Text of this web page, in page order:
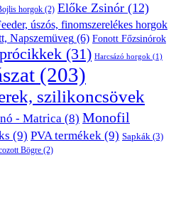
horgok (2) Előke Zsinór (12)
úszós, finomszerelékes horgok
Napszemüveg (6) Fonott Főzsinórok
(31) Harcsázó horgok (1)
(203)
szilikoncsövek
- Matrica (8) Monofil
(9) PVA termékek (9) Sapkák (3)
Bögre (2)